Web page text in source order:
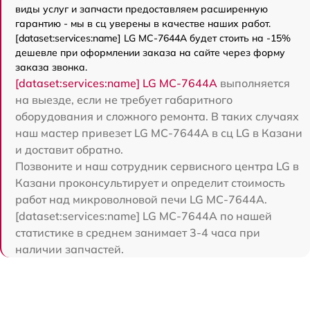
виды услуг и запчасти предоставляем расширенную
гарантию - мы в сц уверены в качестве наших работ.
[dataset:services:name] LG MC-7644A будет стоить на -15%
дешевле при оформлении заказа на сайте через форму
заказа звонка.
[dataset:services:name] LG MC-7644A выполняется
на выезде, если не требует габаритного
оборудования и сложного ремонта. В таких случаях
наш мастер привезет LG MC-7644A в сц LG в Казани
и доставит обратно.
Позвоните и наш сотрудник сервисного центра LG в
Казани проконсультирует и определит стоимость
работ над микроволновой печи LG MC-7644A.
[dataset:services:name] LG MC-7644A по нашей
статистике в среднем занимает 3-4 часа при
наличии запчастей.